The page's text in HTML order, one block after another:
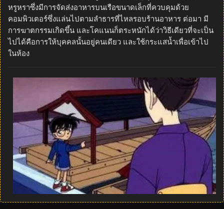
หรูหราซึ่งมีการจัดส่งอาหารบนเรือขนาดเล็กที่ควบคุมด้วย
คอมพิวเตอร์ซึ่งแล่นไปตามลำธารที่ไหลรอบร้านอาหาร ต่อมา มี
การฆาตกรรมเกิดขึ้น และโคแนนก็ตระหนักได้ว่าวิธีเดียวที่จะเป็น
ไปได้คือการให้บุคคลนั้นอยู่คนเดียว และใช้กระแสน้ำเพื่อเข้าไป
ในห้อง